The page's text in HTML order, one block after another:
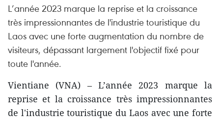
L’année 2023 marque la reprise et la croissance
très impressionnantes de l'industrie touristique du
Laos avec une forte augmentation du nombre de
visiteurs, dépassant largement l'objectif fixé pour
toute l'année.
Vientiane (VNA) – L’année 2023 marque la
reprise et la croissance très impressionnantes
de l'industrie touristique du Laos avec une forte